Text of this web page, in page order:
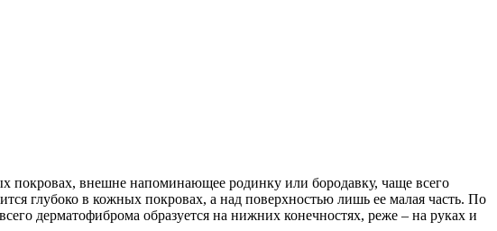
покровах, внешне напоминающее родинку или бородавку, чаще всего
глубоко в кожных покровах, а над поверхностью лишь ее малая часть. По
дерматофиброма образуется на нижних конечностях, реже – на руках и